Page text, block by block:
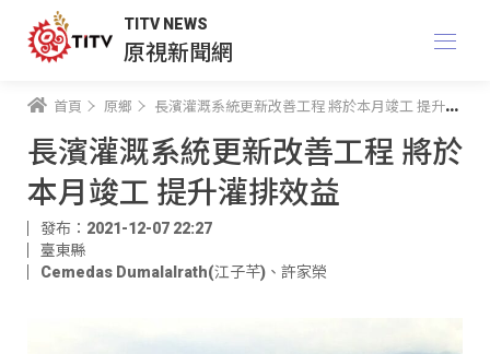
TITV NEWS
原視新聞網
首頁 原鄉 長濱灌溉系統更新改善工程 將於本月竣工 提升灌排效益
長濱灌溉系統更新改善工程 將於
本月竣工 提升灌排效益
發布：2021-12-07 22:27
臺東縣
Cemedas Dumalalrath(江子芊) 、 許家榮